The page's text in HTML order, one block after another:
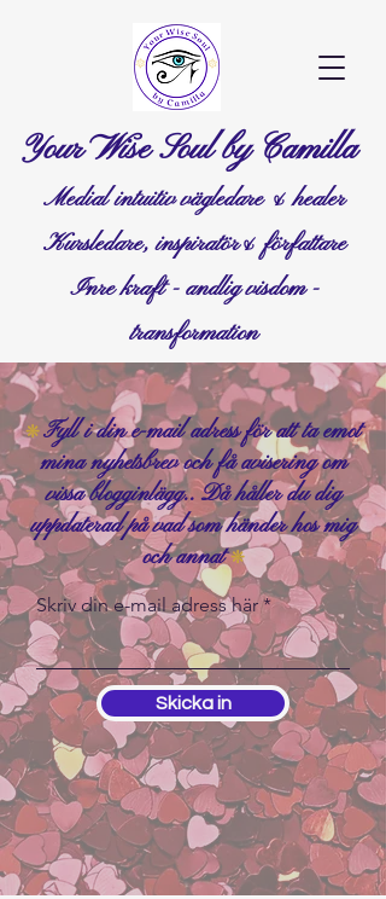
Your Wise Soul by Camilla
Medial intuitiv vägledare & healer
Kursledare, inspiratör& författare
Inre kraft - andlig visdom -
transformation
❊Fyll i din e-mail adress för att ta emot
mina nyhetsbrev och få avisering om
vissa blogginlägg.. Då håller du dig
uppdaterad på vad som händer hos mig
och annat❊
Skriv din e-mail adress här
Skicka in